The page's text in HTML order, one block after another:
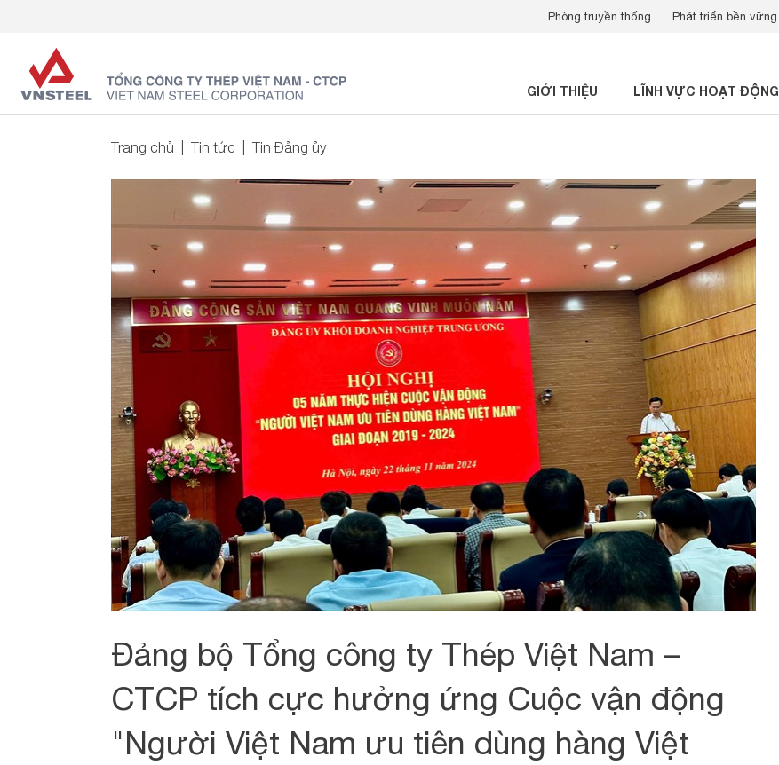
Phòng truyền thống Phát triển bền vững
GIỚI THIỆU LĨNH VỰC HOẠT ĐỘNG
Trang chủ Tin tức Tin Đảng ủy
Đảng bộ Tổng công ty Thép Việt Nam –
CTCP tích cực hưởng ứng Cuộc vận động
"Người Việt Nam ưu tiên dùng hàng Việt